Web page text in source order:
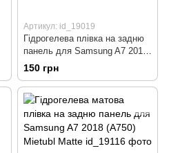
Артикул: id_19019
Гідрогелева плівка на задню
панель для Samsung A7 2018
(A750) захисна протиударна
Mietubl Super-TPU Clear
150 грн